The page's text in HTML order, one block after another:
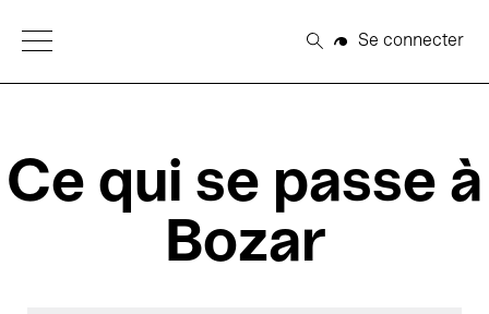
Open Menu
Rechercher
Se connecter
Ce qui se passe à
Bozar